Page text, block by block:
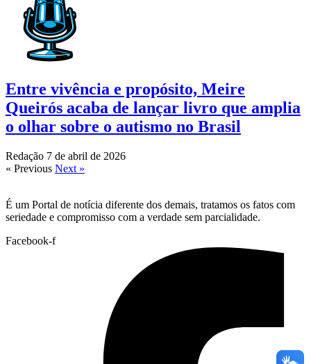
Entre vivência e propósito, Meire
Queirós acaba de lançar livro que amplia
o olhar sobre o autismo no Brasil
Redação 7 de abril de 2026
« Previous Next »
É um Portal de notícia diferente dos demais, tratamos os fatos com
seriedade e compromisso com a verdade sem parcialidade.
Facebook-f